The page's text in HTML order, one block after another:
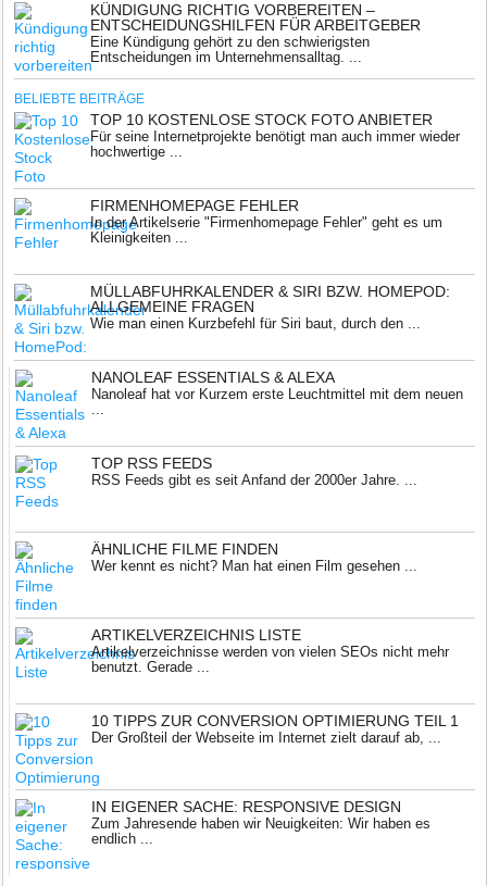
KÜNDIGUNG RICHTIG VORBEREITEN –
ENTSCHEIDUNGSHILFEN FÜR ARBEITGEBER
Eine Kündigung gehört zu den schwierigsten
Entscheidungen im Unternehmensalltag. ...
BELIEBTE BEITRÄGE
TOP 10 KOSTENLOSE STOCK FOTO ANBIETER
Für seine Internetprojekte benötigt man auch immer wieder
hochwertige ...
FIRMENHOMEPAGE FEHLER
In der Artikelserie "Firmenhomepage Fehler" geht es um
Kleinigkeiten ...
MÜLLABFUHRKALENDER & SIRI BZW. HOMEPOD:
ALLGEMEINE FRAGEN
Wie man einen Kurzbefehl für Siri baut, durch den ...
NANOLEAF ESSENTIALS & ALEXA
Nanoleaf hat vor Kurzem erste Leuchtmittel mit dem neuen
...
TOP RSS FEEDS
RSS Feeds gibt es seit Anfand der 2000er Jahre. ...
ÄHNLICHE FILME FINDEN
Wer kennt es nicht? Man hat einen Film gesehen ...
ARTIKELVERZEICHNIS LISTE
Artikelverzeichnisse werden von vielen SEOs nicht mehr
benutzt. Gerade ...
10 TIPPS ZUR CONVERSION OPTIMIERUNG TEIL 1
Der Großteil der Webseite im Internet zielt darauf ab, ...
IN EIGENER SACHE: RESPONSIVE DESIGN
Zum Jahresende haben wir Neuigkeiten: Wir haben es
endlich ...